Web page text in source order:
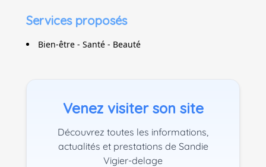
Services proposés
Bien-être - Santé - Beauté
Venez visiter son site
Découvrez toutes les informations,
actualités et prestations de Sandie
Vigier-delage